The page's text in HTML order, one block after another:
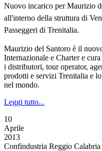
Nuovo incarico per Maurizio
all'interno della struttura di
Passeggeri di Trenitalia.
Maurizio del Santoro è il
Internazionale e Charter e
i distributori, tour operator,
prodotti e servizi Trenitalia e
nel mondo.
Leggi tutto...
10
Aprile
2013
Confindustria Reggio Calabria